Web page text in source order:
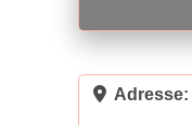
Adresse: